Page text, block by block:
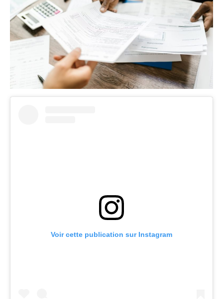
Voir cette publication sur Instagram